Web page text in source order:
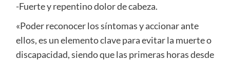
-Fuerte y repentino dolor de cabeza.
«Poder reconocer los síntomas y accionar ante
ellos, es un elemento clave para evitar la muerte o
discapacidad, siendo que las primeras horas desde